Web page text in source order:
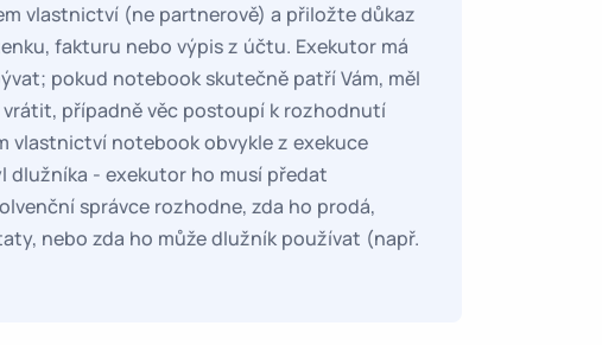
vlastnictví (ne partnerově) a přiložte důkaz
fakturu nebo výpis z účtu. Exekutor má
pokud notebook skutečně patří Vám, měl
případně věc postoupí k rozhodnutí
vlastnictví notebook obvykle z exekuce
dlužníka - exekutor ho musí předat
správce rozhodne, zda ho prodá,
nebo zda ho může dlužník používat (např.